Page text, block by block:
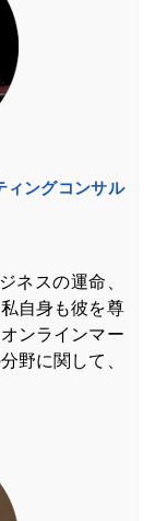
ィングコンサル
ネスの運命、
自身も彼を尊
ンラインマー
野に関して、